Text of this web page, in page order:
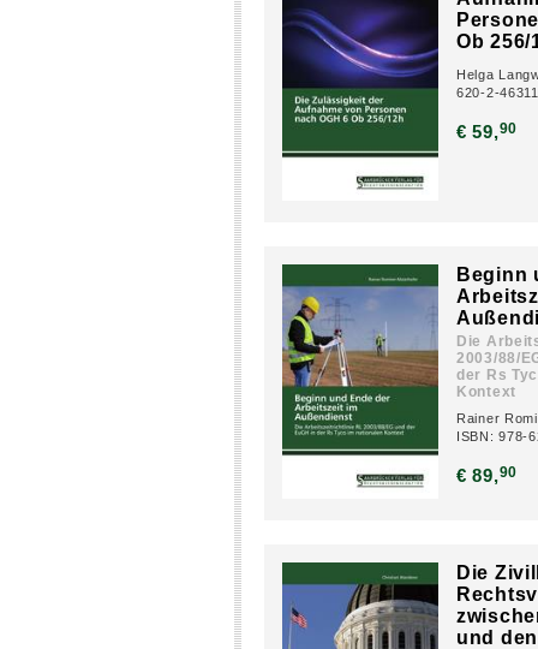
Ob 256/
Helga
620-2-
€ 59,90
Beginn
Die
2003/88/
der Rs
Kontext
Rainer
ISBN: 978-
€ 89,90
Die
und